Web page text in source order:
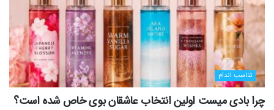
تناسب اندام
چرا بادی میست اولین انتخاب عاشقان بوی خاص شده است؟